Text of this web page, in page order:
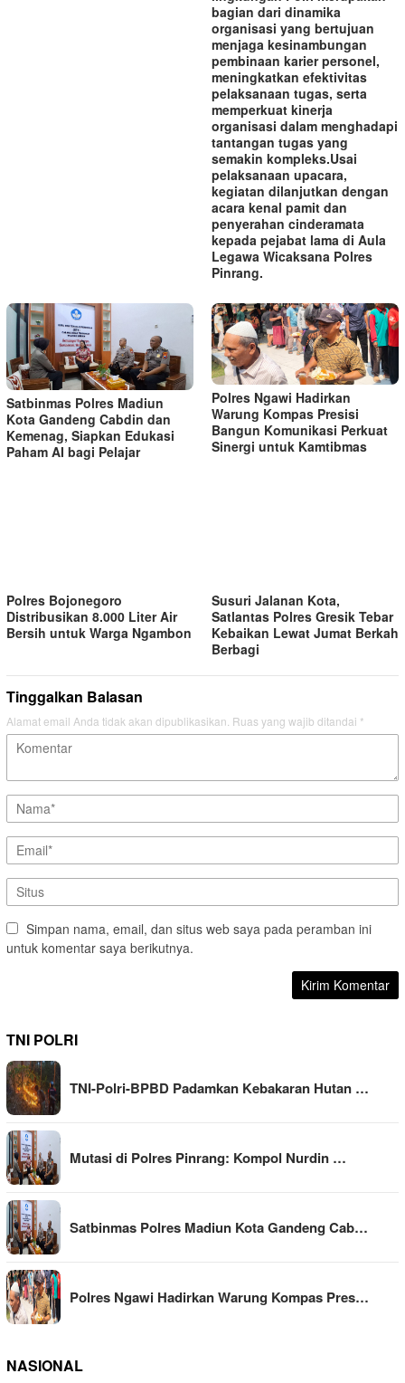
bagian dari dinamika
organisasi yang bertujuan
menjaga kesinambungan
pembinaan karier personel,
meningkatkan efektivitas
pelaksanaan tugas, serta
memperkuat kinerja
organisasi dalam menghadapi
tantangan tugas yang
semakin kompleks.‎‎Usai
pelaksanaan upacara,
kegiatan dilanjutkan dengan
acara kenal pamit dan
penyerahan cinderamata
kepada pejabat lama di Aula
Legawa Wicaksana Polres
Pinrang.
Satbinmas Polres Madiun
Kota Gandeng Cabdin dan
Kemenag, Siapkan Edukasi
Paham AI bagi Pelajar
Polres Ngawi Hadirkan
Warung Kompas Presisi
Bangun Komunikasi Perkuat
Sinergi untuk Kamtibmas
Polres Bojonegoro
Distribusikan 8.000 Liter Air
Bersih untuk Warga Ngambon
Susuri Jalanan Kota,
Satlantas Polres Gresik Tebar
Kebaikan Lewat Jumat Berkah
Berbagi
Tinggalkan Balasan
Alamat email Anda tidak akan dipublikasikan. Ruas yang wajib ditandai *
Simpan nama, email, dan situs web saya pada peramban ini
untuk komentar saya berikutnya.
TNI POLRI
TNI-Polri-BPBD Padamkan Kebakaran Hutan …
Mutasi di Polres Pinrang: Kompol Nurdin …
Satbinmas Polres Madiun Kota Gandeng Cab…
Polres Ngawi Hadirkan Warung Kompas Pres…
NASIONAL